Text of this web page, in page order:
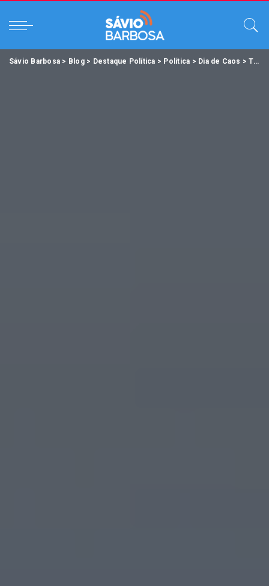
Sávio Barbosa > Blog> Destaque Política > Política > Dia de Caos >Terroristas Bolsonaristas invadem Congresso, STF e Palácio do Planalto.